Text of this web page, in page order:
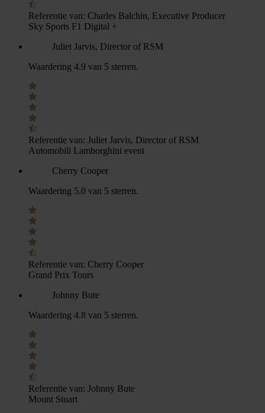
Referentie van: Charles Balchin, Executive Producer
Sky Sports F1 Digital +
Juliet Jarvis, Director of RSM
Waardering 4.9 van 5 sterren.
Referentie van: Juliet Jarvis, Director of RSM
Automobili Lamborghini event
Cherry Cooper
Waardering 5.0 van 5 sterren.
Referentie van: Cherry Cooper
Grand Prix Tours
Johnny Bute
Waardering 4.8 van 5 sterren.
Referentie van: Johnny Bute
Mount Stuart